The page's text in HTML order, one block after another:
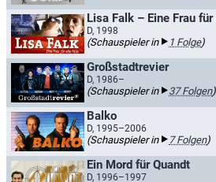
Lisa Falk – Eine Frau
D, 1998
(Schauspieler in 1 Folge)
Großstadtrevier
D, 1986–
(Schauspieler in 37 Folgen)
Balko
D, 1995–2006
(Schauspieler in 7 Folgen)
Ein Mord für Quandt
D, 1996–1997